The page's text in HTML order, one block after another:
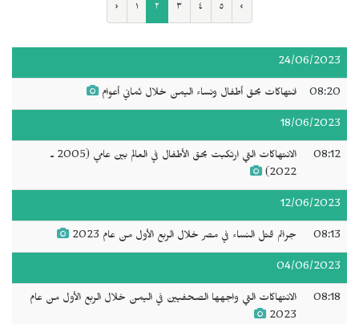
‹ ١ ٢ ٣ ٤ ٥ ›
24/06/2023
08:20 انتهاكات بحق أطفال ونساء اليمن خلال ثماني أعوام
18/06/2023
08:12
الانتهاكات التي ارتكبت بحق الأطفال في العالم بين عامي (2005 ـ
2022)
12/06/2023
08:13 جرائم قتل النساء في مصر خلال الربع الأول من عام 2023
04/06/2023
08:18
الانتهاكات التي واجهها الصحفيين في اليمن خلال الربع الأول من عام
2023